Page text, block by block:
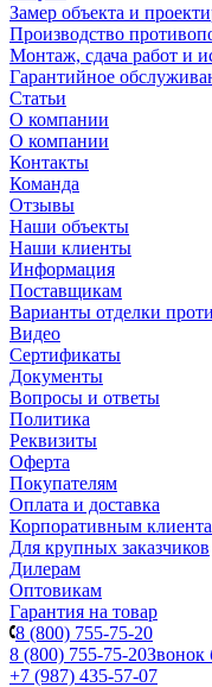
Замер объекта и
Производство
Монтаж, сдача работ и
Гарантийное
Статьи
О компании
О компании
Контакты
Команда
Отзывы
Наши объекты
Наши клиенты
Информация
Поставщикам
Варианты отделки
Видео
Сертификаты
Документы
Вопросы и ответы
Политика
Реквизиты
Оферта
Покупателям
Оплата и доставка
Корпоративным
Для крупных заказчиков
Дилерам
Оптовикам
Гарантия на товар
8 (800) 755-75-20
8 (800) 755-75-20Звонок
+7 (987) 435-57-07